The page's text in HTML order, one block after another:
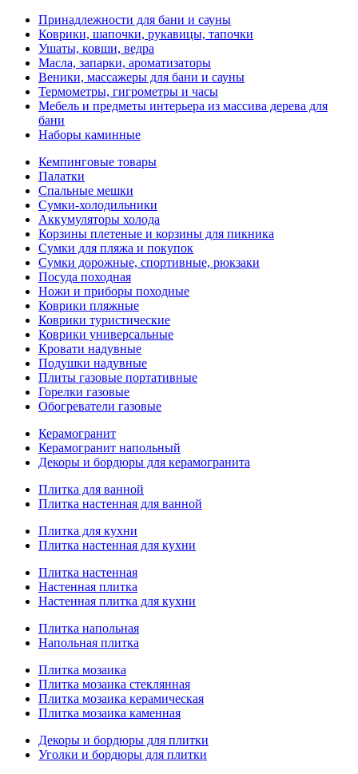
Принадлежности для бани и сауны
Коврики, шапочки, рукавицы, тапочки
Ушаты, ковши, ведра
Масла, запарки, ароматизаторы
Веники, массажеры для бани и сауны
Термометры, гигрометры и часы
Мебель и предметы интерьера из массива дерева для
бани
Наборы каминные
Кемпинговые товары
Палатки
Спальные мешки
Сумки-холодильники
Аккумуляторы холода
Корзины плетеные и корзины для пикника
Сумки для пляжа и покупок
Сумки дорожные, спортивные, рюкзаки
Посуда походная
Ножи и приборы походные
Коврики пляжные
Коврики туристические
Коврики универсальные
Кровати надувные
Подушки надувные
Плиты газовые портативные
Горелки газовые
Обогреватели газовые
Керамогранит
Керамогранит напольный
Декоры и бордюры для керамогранита
Плитка для ванной
Плитка настенная для ванной
Плитка для кухни
Плитка настенная для кухни
Плитка настенная
Настенная плитка
Настенная плитка для кухни
Плитка напольная
Напольная плитка
Плитка мозаика
Плитка мозаика стеклянная
Плитка мозаика керамическая
Плитка мозаика каменная
Декоры и бордюры для плитки
Уголки и бордюры для плитки